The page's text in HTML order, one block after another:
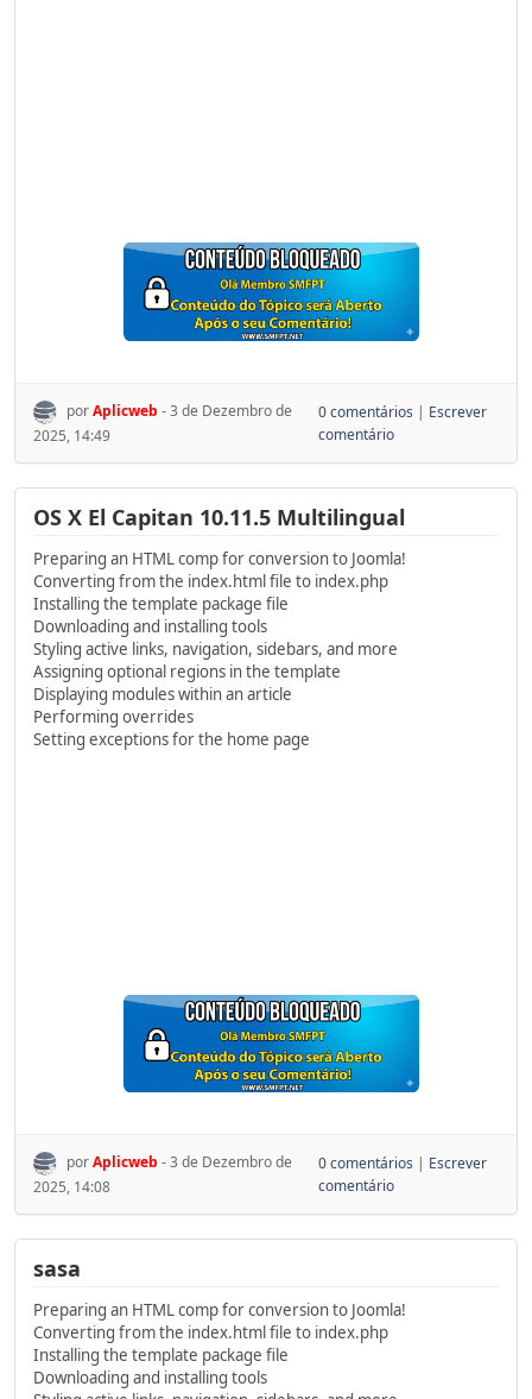
porAplicweb - 3 de Dezembro de
2025, 14:49
0 comentários | Escrever
comentário
OS X El Capitan 10.11.5 Multilingual
Preparing an HTML comp for conversion to Joomla!
Converting from the index.html file to index.php
Installing the template package file
Downloading and installing tools
Styling active links, navigation, sidebars, and more
Assigning optional regions in the template
Displaying modules within an article
Performing overrides
Setting exceptions for the home page
porAplicweb - 3 de Dezembro de
2025, 14:08
0 comentários | Escrever
comentário
sasa
Preparing an HTML comp for conversion to Joomla!
Converting from the index.html file to index.php
Installing the template package file
Downloading and installing tools